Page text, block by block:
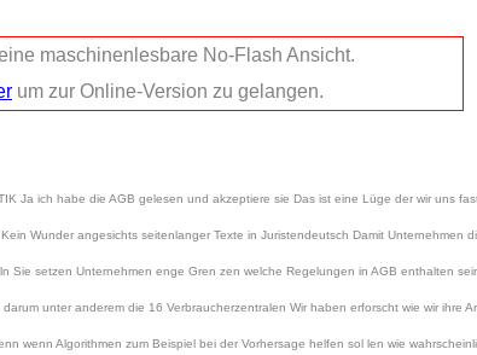
Ja ich habe die AGB gelesen und akzeptiere sie Das ist eine Lüge der wir uns
Wunder angesichts seitenlanger Texte in Juristendeutsch Damit Unternehmen
Sie setzen Unternehmen enge Gren zen welche Regelungen in AGB enthalten
unter anderem die 16 Verbraucherzentralen Wir haben erforscht wie wir ihre
wenn Algorithmen zum Beispiel bei der Vorhersage helfen sol len wie
maschinenlesbare No-Flash Ansicht.
um zur Online-Version zu gelangen.